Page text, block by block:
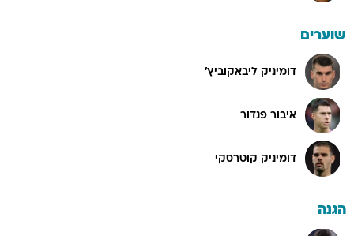
שוערים
דומיניק ליבאקוביץ'
איבור פנדור
דומיניק קוטרסקי
הגנה